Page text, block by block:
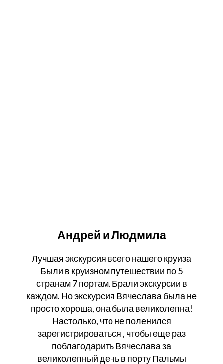
Андрей и Людмила
Лучшая экскурсия всего нашего круиза
Были в круизном путешествии по 5
странам 7 портам. Брали экскурсии в
каждом. Но экскурсия Вячеслава была не
просто хороша, она была великолепна!
Настолько, что не поленился
зарегистрироваться , чтобы еще раз
поблагодарить Вячеслава за
великолепный день в порту Пальмы